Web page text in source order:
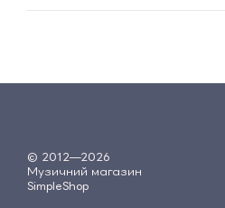
© 2012—2026
Музичний магазин
SimpleShop